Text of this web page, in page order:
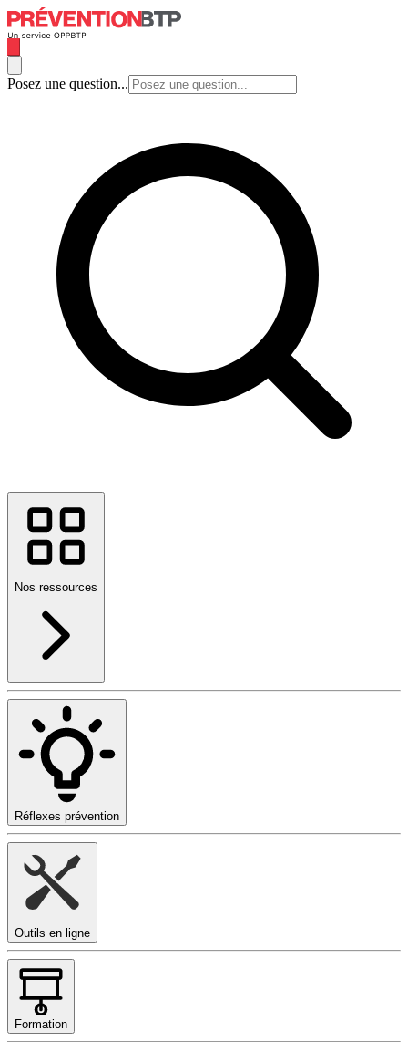
Posez une question...
Nos ressources
Réflexes prévention
Outils en ligne
Formation